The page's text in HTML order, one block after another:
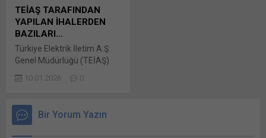
(Yeni pencerede açılır) X
Linkedln üzerinden
paylaşmak için tıklayın (Yeni
WhatsApp'ta paylaşmak için
tıklayın (Yeni pencerede
açılır) WhatsApp
TEİAŞ TARAFINDAN
YAPILAN İHALERDEN
BAZILARI…
Türkiye Elektrik İletim A.Ş.
Genel Müdürlüğü (TEİAŞ)
duyuruları yapılan aşağıda
firmalardan teklifler alındı.
İhalelerde değerlendirmeler
10.01.2026 0
Bir Yorum Yazın